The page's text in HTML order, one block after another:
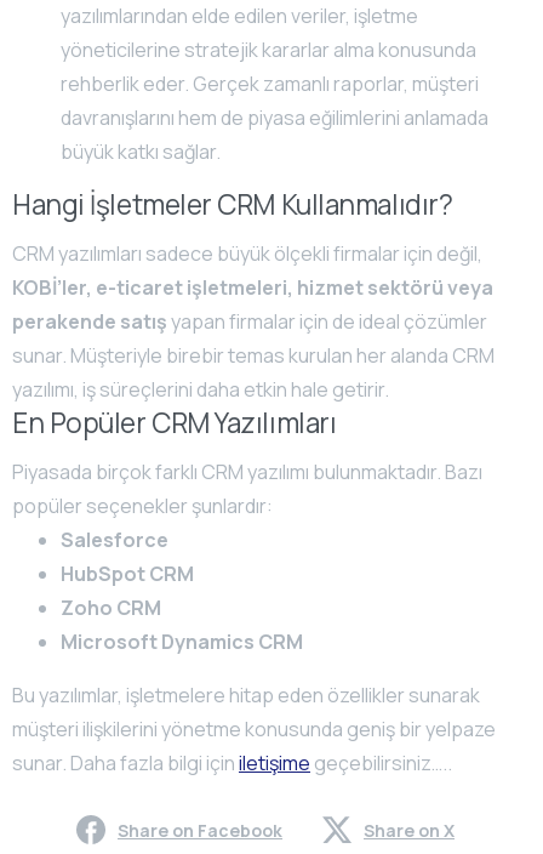
yazılımlarından elde edilen veriler, işletme
yöneticilerine stratejik kararlar alma konusunda
rehberlik eder. Gerçek zamanlı raporlar, müşteri
davranışlarını hem de piyasa eğilimlerini anlamada
büyük katkı sağlar.
Hangi İşletmeler CRM Kullanmalıdır?
CRM yazılımları sadece büyük ölçekli firmalar için değil,
KOBİ’ler, e-ticaret işletmeleri, hizmet sektörü veya
perakende satışyapan firmalar için de ideal çözümler
sunar. Müşteriyle birebir temas kurulan her alanda CRM
yazılımı, iş süreçlerini daha etkin hale getirir.
En Popüler CRM Yazılımları
Piyasada birçok farklı CRM yazılımı bulunmaktadır. Bazı
popüler seçenekler şunlardır:
Salesforce
HubSpot CRM
Zoho CRM
Microsoft Dynamics CRM
Bu yazılımlar, işletmelere hitap eden özellikler sunarak
müşteri ilişkilerini yönetme konusunda geniş bir yelpaze
sunar. Daha fazla bilgi içiniletişime geçebilirsiniz…..
Share on Facebook Share on X